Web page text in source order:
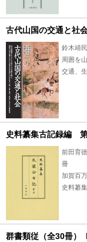
古代山国の交通と社
鈴木靖
周囲を
交通、
史料纂集古記録編
前田育
冊
加賀百
史料纂
群書類従（全30冊）